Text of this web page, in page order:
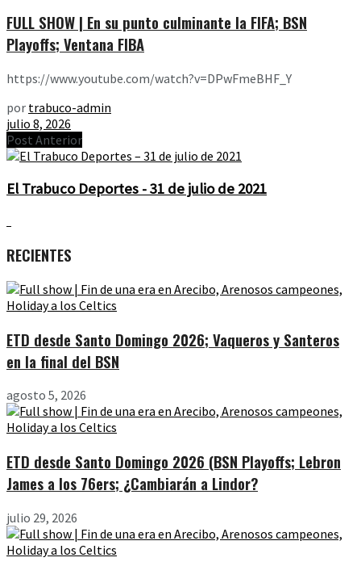
FULL SHOW | En su punto culminante la FIFA; BSN
Playoffs; Ventana FIBA
https://www.youtube.com/watch?v=DPwFmeBHF_Y
por trabuco-admin
julio 8, 2026
Post Anterior
El Trabuco Deportes - 31 de julio de 2021
RECIENTES
ETD desde Santo Domingo 2026; Vaqueros y Santeros
en la final del BSN
agosto 5, 2026
ETD desde Santo Domingo 2026 (BSN Playoffs; Lebron
James a los 76ers; ¿Cambiarán a Lindor?
julio 29, 2026